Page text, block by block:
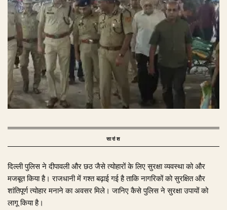
सारांश
दिल्ली पुलिस ने दीपावली और छठ जैसे त्योहारों के लिए सुरक्षा व्यवस्था को और
मजबूत किया है। राजधानी में गश्त बढ़ाई गई है ताकि नागरिकों को सुरक्षित और
शांतिपूर्ण त्योहार मनाने का अवसर मिले। जानिए कैसे पुलिस ने सुरक्षा उपायों को
लागू किया है।